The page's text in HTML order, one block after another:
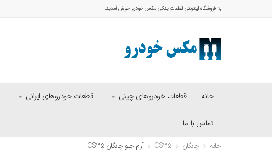
به فروشگاه اینترنتی قطعات یدکی مکس خودرو خوش آمدید.
خانه قطعات خودروهای چینی قطعات خودروهای ایرانی
تماس با ما
خانه چانگان CS35 آرم جلو چانگان CS35